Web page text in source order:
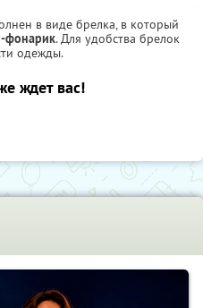
в виде брелка, в который
фонарик. Для удобства брелок
одежды.
ждет вас!